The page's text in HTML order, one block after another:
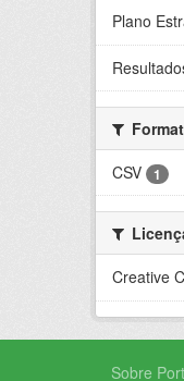
Plano
CSV
1
Creative
Sobre